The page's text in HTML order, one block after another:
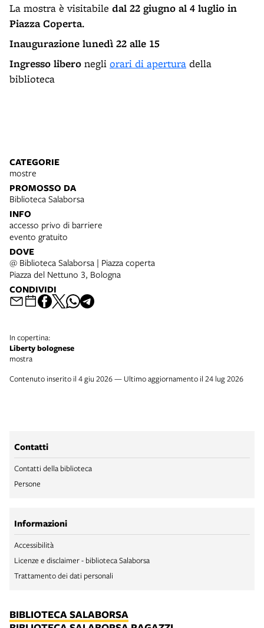
La mostra è visitabile dal 22 giugno al 4 luglio in
Piazza Coperta.
Inaugurazione lunedì 22 alle 15
Ingresso libero negli orari di apertura della
biblioteca
CATEGORIE
mostre
PROMOSSO DA
Biblioteca Salaborsa
INFO
accesso privo di barriere
evento gratuito
DOVE
@ Biblioteca Salaborsa | Piazza coperta
Piazza del Nettuno 3, Bologna
CONDIVIDI
In copertina:
Liberty bolognese
mostra
Contenuto inserito il 4 giu 2026 — Ultimo aggiornamento il 24 lug 2026
Contatti
Contatti della biblioteca
Persone
Informazioni
Accessibilità
Licenze e disclaimer - biblioteca Salaborsa
Trattamento dei dati personali
BIBLIOTECA SALABORSA